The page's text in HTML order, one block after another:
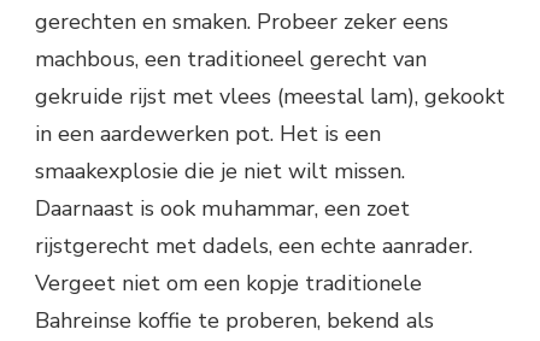
gerechten en smaken. Probeer zeker eens
machbous, een traditioneel gerecht van
gekruide rijst met vlees (meestal lam), gekookt
in een aardewerken pot. Het is een
smaakexplosie die je niet wilt missen.
Daarnaast is ook muhammar, een zoet
rijstgerecht met dadels, een echte aanrader.
Vergeet niet om een kopje traditionele
Bahreinse koffie te proberen, bekend als